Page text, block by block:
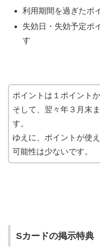
利用期間を過ぎたポ
失効日・失効予定ポ
す
ポイントは１ポイント
そして、翌々年３月末
す。
ゆえに、ポイントが使
可能性は少ないです。
Sカードの掲示特典